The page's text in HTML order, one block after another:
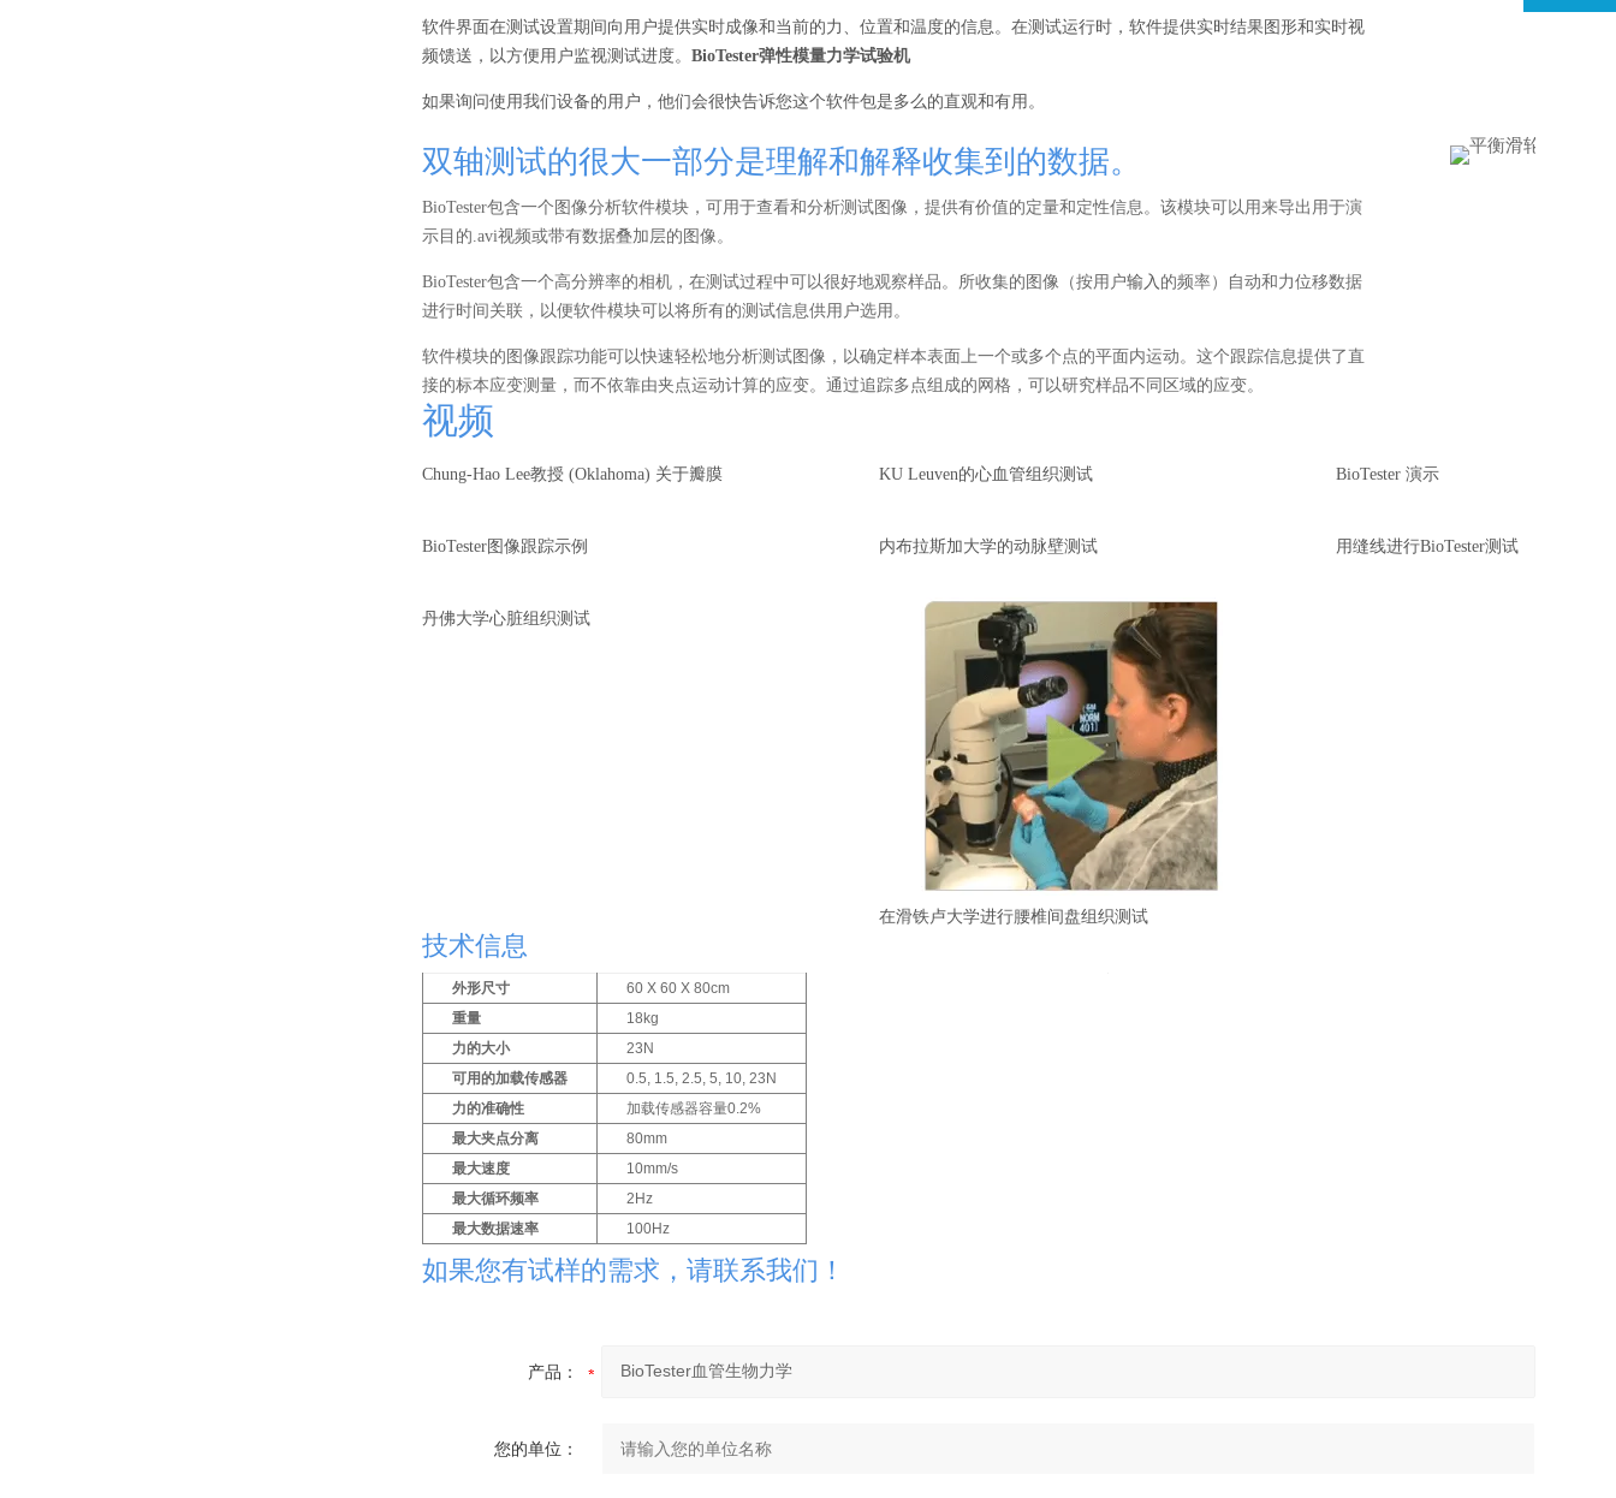
软件界面在测试设置期间向用户提供实时成像和当前的力、位置和温度的信息。在测试运行时，软件提供实时结果图形和实时视
频馈送，以方便用户监视测试进度。BioTester弹性模量力学试验机
如果询问使用我们设备的用户，他们会很快告诉您这个软件包是多么的直观和有用。
双轴测试的很大一部分是理解和解释收集到的数据。
BioTester包含一个图像分析软件模块，可用于查看和分析测试图像，提供有价值的定量和定性信息。该模块可以用来导出用于演
示目的.avi视频或带有数据叠加层的图像。
BioTester包含一个高分辨率的相机，在测试过程中可以很好地观察样品。所收集的图像（按用户输入 的频率）自动和力位移数据
进行时间关联，以便软件模块可以将所有的测试信息供用户选用。
软件模块的图像跟踪功能可以快速轻松地分析测试图像，以确定样本表面上一个或多个点的平面内运动。这个跟踪信息提供了直
接的标本应变测量，而不依靠由夹点运动计算的应变。通过追踪多点组成的网格，可以研究样品不同区域的应变。
视频
Chung-Hao Lee教授 (Oklahoma) 关于瓣膜
BioTester图像跟踪示例
丹佛大学心脏组织测试
KU Leuven的心血管组织测试
内布拉斯加大学的动脉壁测试
在滑铁卢大学进行腰椎间盘组织测试
BioTester 演示
用缝线进行BioTester测试
技术信息
外形尺寸
60 X 60 X 80cm
重量
18kg
力的大小
23N
可用的加载传感器
0.5, 1.5, 2.5, 5, 10, 23N
力的准确性
加载传感器容量0.2%
最大夹点分离
80mm
最大速度
10mm/s
最大循环频率
2Hz
最大数据速率
100Hz
r
a
g
t
o
i
如果您有试样的需求，请联系我们！
产品：
您的单位：